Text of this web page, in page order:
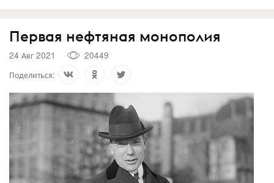
Первая нефтяная монополия
24 Авг 2021
20449
Поделиться: